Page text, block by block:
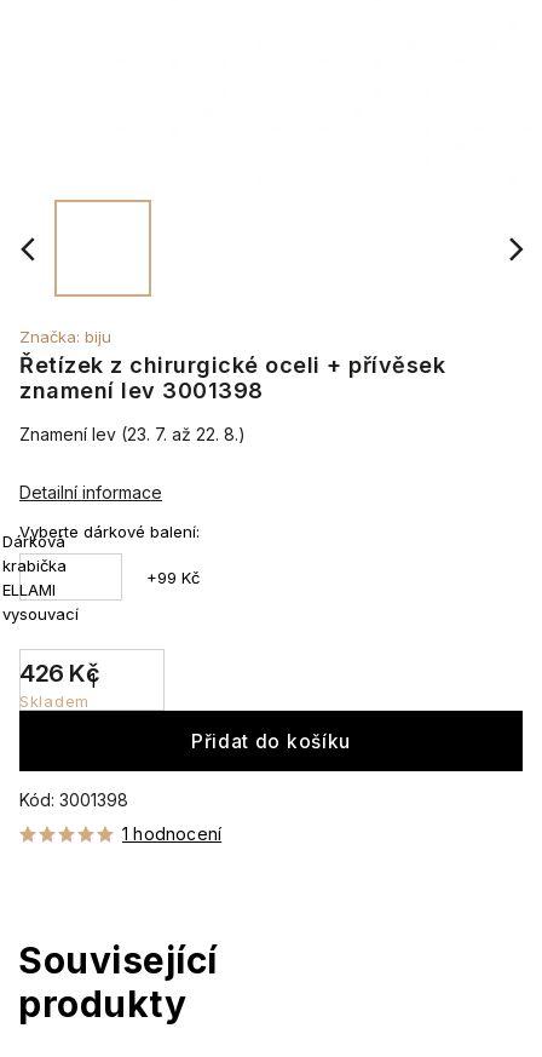
Řetízek z chirurgické oceli + přívěsek
znamení lev 3001398
1 hodnocení
Kód: 3001398
Značka: biju
426 Kč
Skladem
Vyberte dárkové balení:
Dárková
krabička
ELLAMI
vysouvací
+99 Kč
Přidat do košíku
Znamení lev (23. 7. až 22. 8.)
Detailní informace
Související
produkty